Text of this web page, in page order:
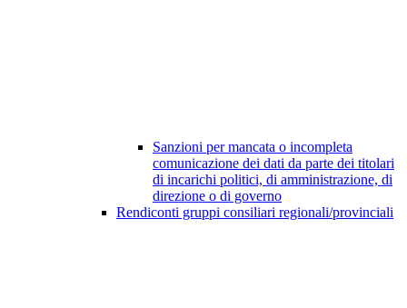
Sanzioni per mancata o incompleta
comunicazione dei dati da parte dei titolari
di incarichi politici, di amministrazione, di
direzione o di governo
Rendiconti gruppi consiliari regionali/provinciali